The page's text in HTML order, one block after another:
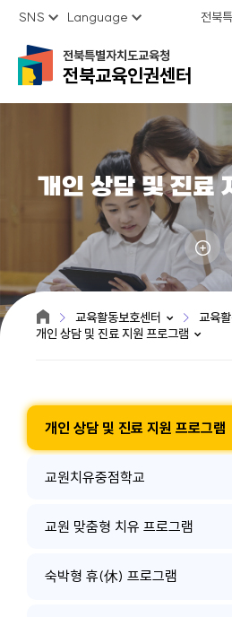
SNS Language 전북
전북특별자치도교육청
전북교육인권센터
개인 상담 및 진료
교육활동보호센터
교육
개인 상담 및 진료 지원 프로그램
개인 상담 및 진료 지원 프로그램
교원치유중점학교
교원 맞춤형 치유 프로그램
숙박형 휴(休) 프로그램